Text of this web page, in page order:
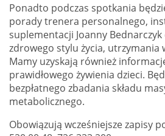
Ponadto podczas spotkania
porady trenera personalnego,
suplementacji Joanny
zdrowego stylu życia, utrzymania
Mamy uzyskają również
prawidłowego żywienia dzieci.
bezpłatnego zbadania składu
metabolicznego.
Obowiązują wcześniejsze zapisy